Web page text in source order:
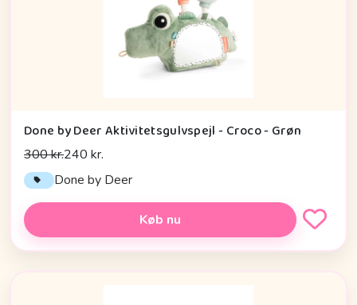
Done by Deer Aktivitetsgulvspejl - Croco - Grøn
300 kr.240 kr.
Done by Deer
Køb nu